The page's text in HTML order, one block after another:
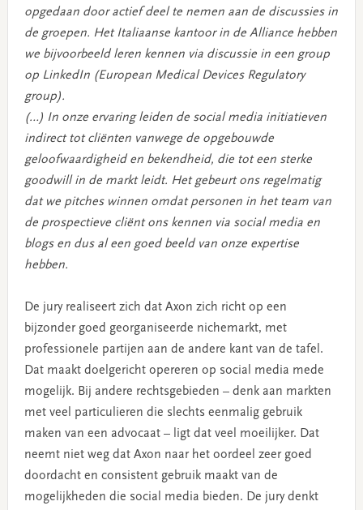
opgedaan door actief deel te nemen aan de discussies in
de groepen. Het Italiaanse kantoor in de Alliance hebben
we bijvoorbeeld leren kennen via discussie in een group
op LinkedIn (European Medical Devices Regulatory
group).
(…) In onze ervaring leiden de social media initiatieven
indirect tot cliënten vanwege de opgebouwde
geloofwaardigheid en bekendheid, die tot een sterke
goodwill in de markt leidt. Het gebeurt ons regelmatig
dat we pitches winnen omdat personen in het team van
de prospectieve cliënt ons kennen via social media en
blogs en dus al een goed beeld van onze expertise
hebben.
De jury realiseert zich dat Axon zich richt op een
bijzonder goed georganiseerde nichemarkt, met
professionele partijen aan de andere kant van de tafel.
Dat maakt doelgericht opereren op social media mede
mogelijk. Bij andere rechtsgebieden – denk aan markten
met veel particulieren die slechts eenmalig gebruik
maken van een advocaat – ligt dat veel moeilijker. Dat
neemt niet weg dat Axon naar het oordeel zeer goed
doordacht en consistent gebruik maakt van de
mogelijkheden die social media bieden. De jury denkt